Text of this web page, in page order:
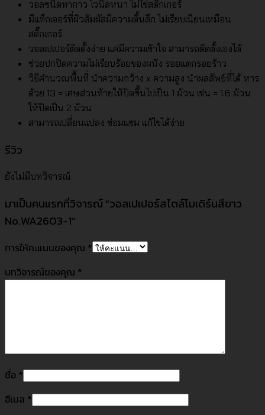
วอลชนิดทากาว ไวนิลหนา ไม่ใช่สติ๊กเกอร์
มีแท็กเจอร์ที่ผิวสัมผัสมีความตื้นลึก ไม่เรียบเนียนเหมือน
สติ๊กเกอร์
วอลเปเปอร์ติดตั้งง่าย แค่มีความเข้าใจ สามารถติดตั้งเองได้
ช่วยปกปิดความไม่เรียบร้อยของผนัง รอยแตกรอยร้าว
วิธีคำนวณพื้นที่ นำความกว้าง x ความสูง นำผลลัพธ์ที่ได้ หาร
ด้วย 13 = เศษส่วนท้ายให้ปัดขึ้นไปเป็น 1 ม้วน เช่น = 1.6 ม้วน
ให้ปัดเป็น 2 ม้วน
สามารถเปลี่ยนแปลง ซ่อมแซม แก้ไขได้ง่าย
รีวิว
ยังไม่มีบทวิจารณ์
มาเป็นคนแรกที่วิจารณ์ “วอลเปเปอร์สไตล์โมเดิร์นสีขาว
No.WA2603-1”
การให้คะแนนของคุณ *
บทวิจารณ์ของคุณ *
ชื่อ *
อีเมล *